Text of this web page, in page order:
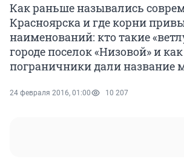
Как раньше назывались
Красноярска и где корни
наименований: кто такие
городе поселок «Низовой» и как
пограничники дали название
24 февраля 2016, 01:00 10 207